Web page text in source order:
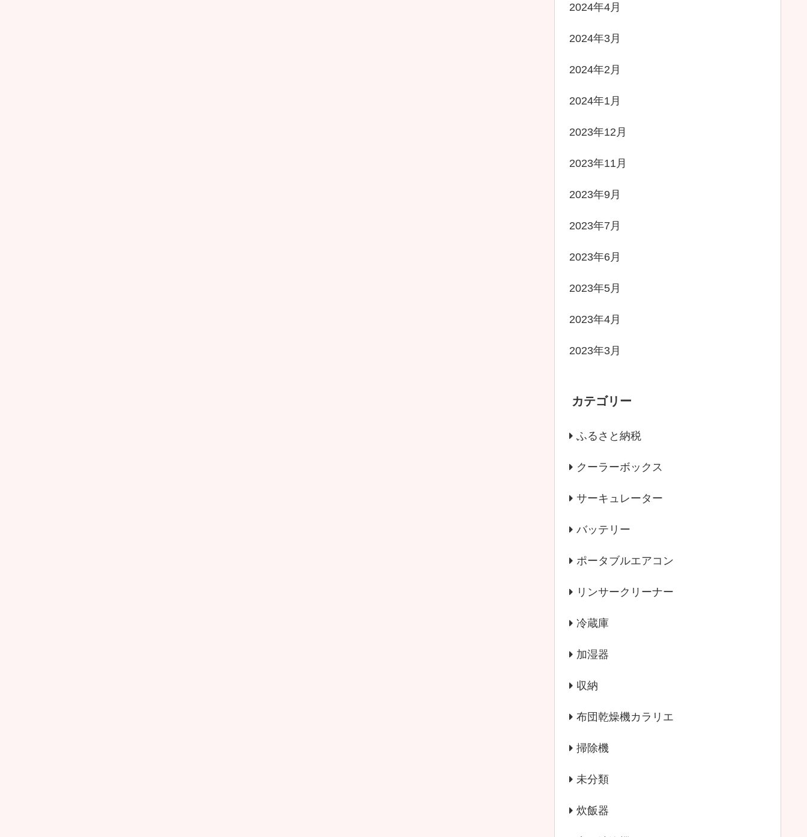
2024年4月
2024年3月
2024年2月
2024年1月
2023年12月
2023年11月
2023年9月
2023年7月
2023年6月
2023年5月
2023年4月
2023年3月
カテゴリー
ふるさと納税
クーラーボックス
サーキュレーター
バッテリー
ポータブルエアコン
リンサークリーナー
冷蔵庫
加湿器
収納
布団乾燥機カラリエ
掃除機
未分類
炊飯器